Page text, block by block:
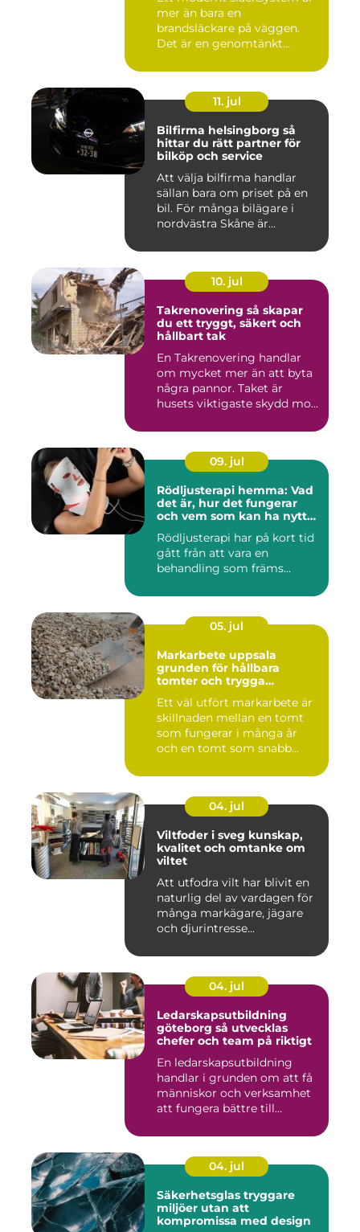
mer än bara en
brandsläckare på väggen.
Det är en genomtänkt
11. jul
Bilfirma helsingborg så
hittar du rätt partner för
bilköp och service
Att välja bilfirma handlar
sällan bara om priset på en
bil. För många bilägare i
nordvästra Skåne är...
10. jul
Takrenovering så skapar
du ett tryggt, säkert och
hållbart tak
En Takrenovering handlar
om mycket mer än att byta
några pannor. Taket är
husets viktigaste skydd mo...
09. jul
Rödljusterapi hemma: Vad
det är, hur det fungerar
och vem som kan ha nytta
Rödljusterapi har på kort tid
gått från att vara en
behandling som främs...
05. jul
Markarbete uppsala
grunden för hållbara
tomter och trygga
Ett väl utfört markarbete är
skillnaden mellan en tomt
som fungerar i många år
och en tomt som snabb...
04. jul
Viltfoder i sveg kunskap,
kvalitet och omtanke om
viltet
Att utfodra vilt har blivit en
naturlig del av vardagen för
många markägare, jägare
och djurintresse...
04. jul
Ledarskapsutbildning
göteborg så utvecklas
chefer och team på riktigt
En ledarskapsutbildning
handlar i grunden om att få
människor och verksamhet
att fungera bättre till...
04. jul
Säkerhetsglas tryggare
miljöer utan att
kompromissa med design